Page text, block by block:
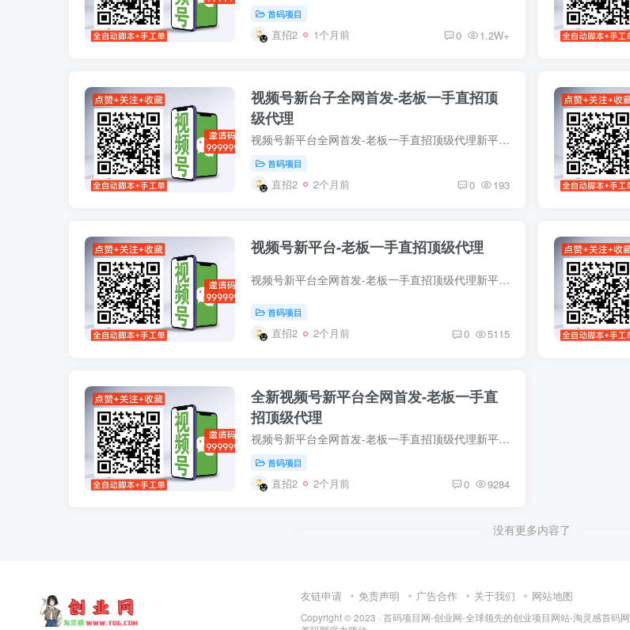
首码项目
直招2 1个月前 0 1.2W+
视频号新台子全网首发-老板一手直招顶
级代理
视频号新平台全网首发-老板一手直招顶级代理新平台刚开一秒-全自动脚本➕手工单，空白市场 人人都是新用户，长久绿色稳定。具体操作:1.扫码上号2.下载脚本3.设置权限 4:点击开始躺赚收钱项目收...
首码项目
直招2 2个月前 0 193
视频号新平台-老板一手直招顶级代理
视频号新平台全网首发-老板一手直招顶级代理新平台刚开一秒-全自动脚本➕手工单，空白市场 人人都是新用户，长久绿色稳定。具体操作:1.扫码上号2.下载脚本3.设置权限 4:点击开始躺赚收钱项目收...
首码项目
直招2 2个月前 0 5115
全新视频号新平台全网首发-老板一手直
招顶级代理
视频号新平台全网首发-老板一手直招顶级代理新平台刚开一秒-全自动脚本➕手工单，空白市场 人人都是新用户，长久绿色稳定。具体操作:1.扫码上号2.下载脚本3.设置权限 4:点击开始躺赚收钱项目收...
首码项目
直招2 2个月前 0 9284
没有更多内容了
友链申请 免责声明 广告合作 关于我们 网站地图
Copyright © 2023 · 首码项目网-创业网-全球领先的创业项目网站-淘灵感首码网